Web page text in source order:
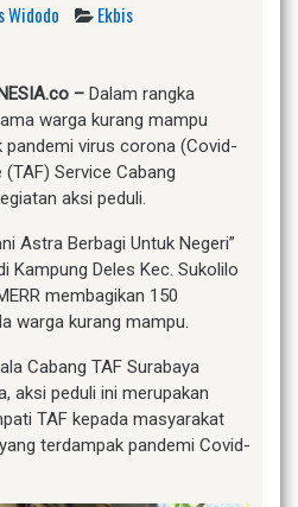
Widodo
Ekbis
– Dalam rangka
warga kurang mampu
virus corona (Covid-
Service Cabang
aksi peduli.
Astra Berbagi Untuk Negeri”
Kampung Deles Kec. Sukolilo
membagikan 150
warga kurang mampu.
Cabang TAF Surabaya
aksi peduli ini merupakan
TAF kepada masyarakat
terdampak pandemi Covid-